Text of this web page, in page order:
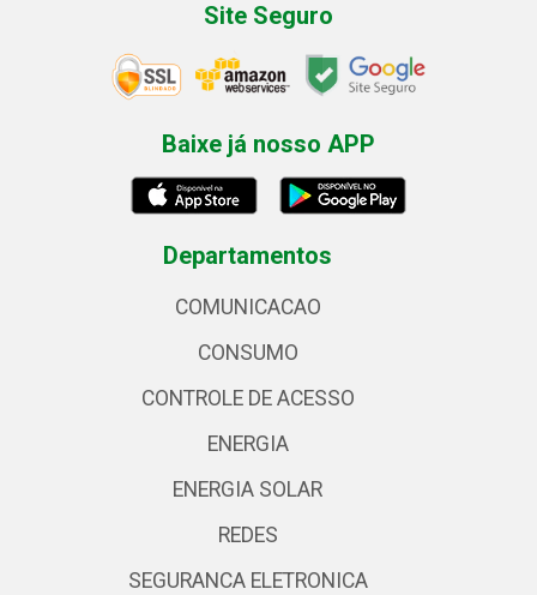
Site Seguro
Baixe já nosso APP
Departamentos
COMUNICACAO
CONSUMO
CONTROLE DE ACESSO
ENERGIA
ENERGIA SOLAR
REDES
SEGURANCA ELETRONICA